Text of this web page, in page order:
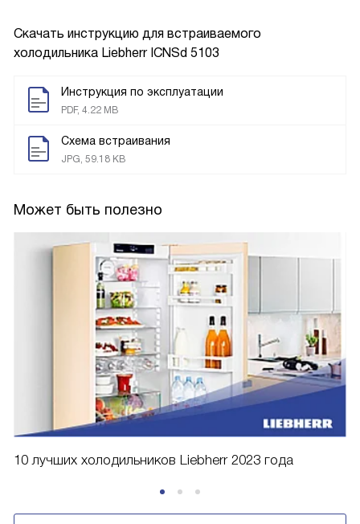
Скачать инструкцию для встраиваемого
холодильника Liebherr ICNSd 5103
Инструкция по эксплуатации
PDF, 4.22 MB
Схема встраивания
JPG, 59.18 KB
Может быть полезно
10 лучших холодильников Liebherr 2023 года